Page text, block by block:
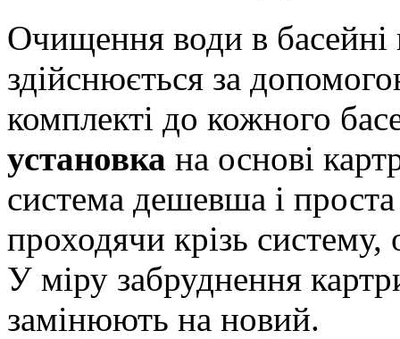
Очищення води в басейні
здійснюється за
комплекті до кожного
установка на основі
система дешевша і проста
проходячи крізь систему,
У міру забруднення
замінюють на новий.